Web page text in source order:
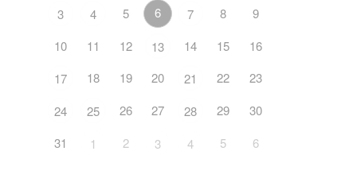
3
4 5 6 7 8
9
10
11 12 13 14 15
16
17
18 19 20 21 22
23
24
25 26 27 28 29
30
31
1 2 3 4 5 6